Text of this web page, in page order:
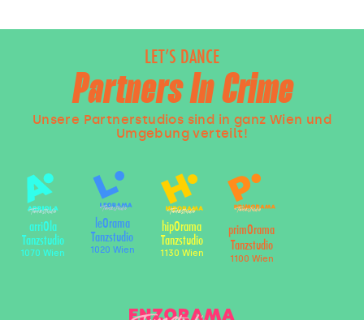
LET’S DANCE
Partners In Crime
Unsere Partnerstudios sind in ganz Wien und
Umgebung verteilt!
arriOla
Tanzstudio
1070 Wien
leOrama
Tanzstudio
1020 Wien
hipOrama
Tanzstudio
1130 Wien
primOrama
Tanzstudio
1100 Wien